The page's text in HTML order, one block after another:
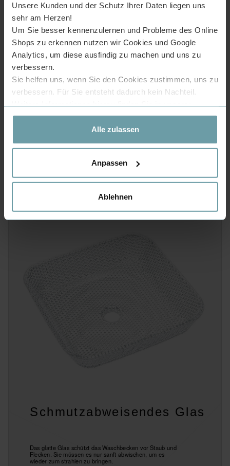
Unsere Kunden und der Schutz Ihrer Daten liegen uns
sehr am Herzen!
Um Sie besser kennenzulernen und Probleme des Online
Shops zu erkennen nutzen wir Cookies und Google
Analytics, um diese ausfindig zu machen und uns zu
verbessern.
Sie helfen uns, wenn Sie den Cookies zustimmen, uns zu
verbessern. Für Sie entsteht dadurch kein Nachteil.
Datenschutzerklärung.
Alle zulassen
Anpassen
Ablehnen
In einem Stück gegossen
Das Glaswaschbecken ist bei einer Temperatur von 1250℃
von Hitze und Kratzern zu gewährleisten.
Schmutzabweisendes Glas
Das glatte Glas schützt das Waschbecken vor Staub und
Flecken. Sie müssen es nur sanft abwischen, um es
wieder zum strahlen zu bringen.